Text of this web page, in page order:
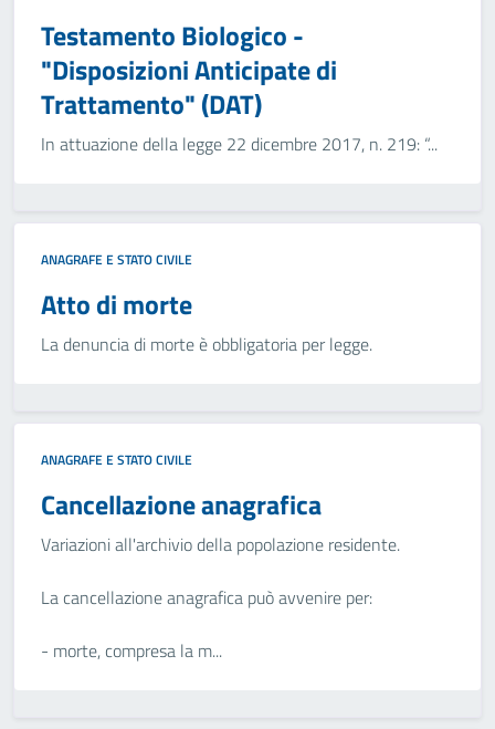
Testamento Biologico -
"Disposizioni Anticipate di
Trattamento" (DAT)
In attuazione della legge 22 dicembre 2017, n. 219: “...
ANAGRAFE E STATO CIVILE
Atto di morte
La denuncia di morte è obbligatoria per legge.
ANAGRAFE E STATO CIVILE
Cancellazione anagrafica
Variazioni all'archivio della popolazione residente.
La cancellazione anagrafica può avvenire per:
- morte, compresa la m...